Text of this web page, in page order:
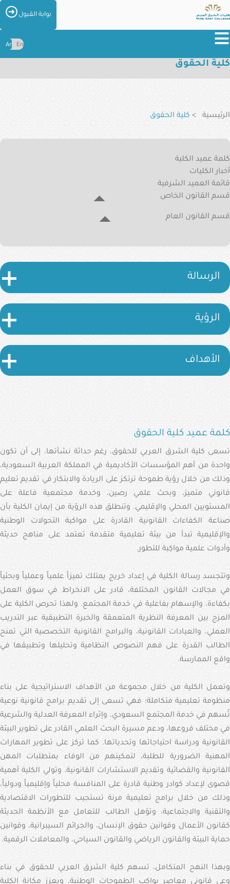
تجاوز
إلى
المحتوى
بوابة القبول
≡
الكليات
والتسجيل
المراكز
والإدارات
الطلاب
البوابة
الإعلامية
En
Ar
كلية الحقوق
الرئيسية كلية الحقوق
College
Menu
كلمة عميد الكلية
أخبار الكليات
قائمة العميد الشرفية
قسم القانون الخاص
قسم القانون العام
الرسالة
الرؤية
الأهداف
كلمة عميد كلية الحقوق
تسعى كلية الشرق العربي للحقوق، رغم حداثة نشأتها، إلى أن تكون
واحدة من أهم المؤسسات الأكاديمية في المملكة العربية السعودية،
وذلك من خلال رؤية طموحة ترتكز على الريادة والابتكار في تقديم تعليم
قانوني متميز، وبحث علمي رصين، وخدمة مجتمعية فاعلة على
المستويين المحلي والإقليمي. وتنطلق هذه الرؤية من إيمان الكلية بأن
صناعة الكفاءات القانونية القادرة على مواكبة التحولات الوطنية
والإقليمية تبدأ من بيئة تعليمية متقدمة تعتمد على مناهج حديثة
وأدوات علمية مواكِبة للتطور.
وتتجسد رسالة الكلية في إعداد خريج يمتلك تميزاً علمياً وعملياً وبحثياً
في مجالات القانون المختلفة، قادر على الانخراط في سوق العمل
بكفاءة، والإسهام بفاعلية في خدمة المجتمع. ولهذا تحرص الكلية على
المزج بين المعرفة النظرية المتعمقة والخبرة التطبيقية عبر التدريب
العملي، والعيادات القانونية، والبرامج القانونية التخصصية التي تمنح
الطالب القدرة على فهم النصوص النظامية وتحليلها وتطبيقها في
واقع الممارسة.
وتعمل الكلية من خلال مجموعة من الأهداف الاستراتيجية على بناء
منظومة تعليمية متكاملة؛ فهي تسعى إلى تقديم برامج قانونية نوعية
تُسهم في خدمة المجتمع السعودي، وإثراء المعرفة العدلية والشرعية
في مختلف فروعها، ودعم مسيرة البحث العلمي القادر على تطوير البيئة
القانونية ودراسة احتياجاتها وتحدياتها. كما تركز على تطوير المهارات
المهنية الضرورية للطلبة، لتمكينهم من الوفاء بمتطلبات المهن
القانونية والقضائية وتقديم الاستشارات القانونية. وتولي الكلية أهمية
قصوى لإعداد كوادر وطنية قادرة على المنافسة محلياً وإقليمياً ودولياً،
وذلك من خلال برامج تعليمية مرنة تستجيب للتطورات الاقتصادية
والتقنية والاجتماعية، وتؤهل الطالب للتعامل مع الأنظمة الحديثة
كقانون الأعمال وقوانين حقوق الإنسان، والجرائم السيبرانية، وقوانين
حماية البيئة والقانون الرياضي والقانون السياحي، والمعاملات الرقمية.
وبهذا النهج المتكامل، تسهم كلية الشرق العربي للحقوق في بناء
وعي قانوني معاصر يواكب الطموحات الوطنية، ويعزز مكانة الكلية